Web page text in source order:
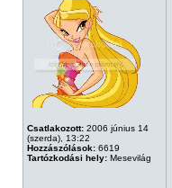
Csatlakozott: 2006 június 14
(szerda), 13:22
Hozzászólások: 6619
Tartózkodási hely: Mesevilág